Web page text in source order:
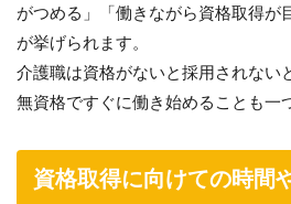
がつめる」「働きながら資格取得が
が挙げられます。
介護職は資格がないと採用されない
無資格ですぐに働き始めることも一
資格取得に向けての時間